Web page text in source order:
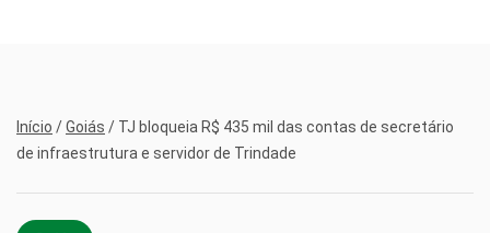
Início /Goiás / TJ bloqueia R$ 435 mil das contas de secretário
de infraestrutura e servidor de Trindade